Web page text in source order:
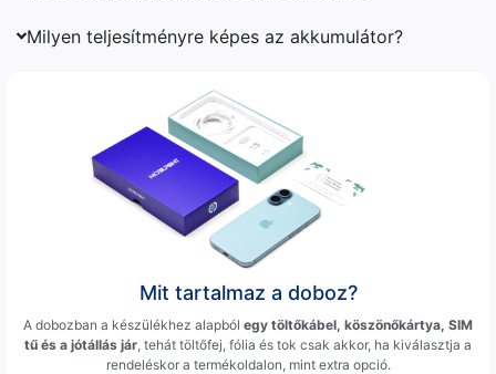
Milyen teljesítményre képes az akkumulátor?
Mit tartalmaz a doboz?
A dobozban a készülékhez alapból egy töltőkábel, köszönőkártya, SIM
tű és a jótállás jár , tehát töltőfej, fólia és tok csak akkor, ha kiválasztja a
rendeléskor a termékoldalon, mint extra opció.